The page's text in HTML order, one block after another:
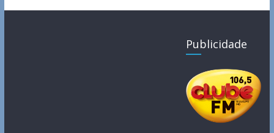
Publicidade